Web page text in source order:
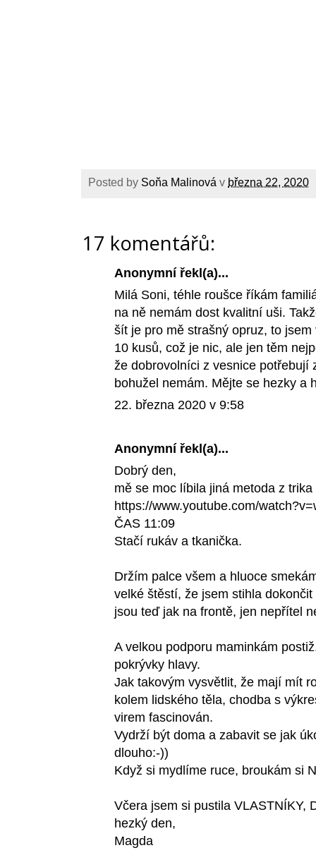
Posted by Soňa Malinová v března 22, 2020
17 komentářů:
Anonymní řekl(a)...
Milá Soni, téhle roušce říkám
na ně nemám dost kvalitní uši.
šít je pro mě strašný opruz, to
10 kusů, což je nic, ale jen těm
že dobrovolníci z vesnice potřebují
bohužel nemám. Mějte se hezky a
22. března 2020 v 9:58
Anonymní řekl(a)...
Dobrý den,
mě se moc líbila jiná metoda z
https://www.youtube.com/
ČAS 11:09
Stačí rukáv a tkanička.
Držím palce všem a hluoce
velké štěstí, že jsem stihla
jsou teď jak na frontě, jen nepřítel
A velkou podporu maminkám
pokrývky hlavy.
Jak takovým vysvětlit, že mají mít
kolem lidského těla, chodba s
virem fascinován.
Vydrží být doma a zabavit se jak
dlouho:-))
Když si mydlíme ruce, broukám si
Včera jsem si pustila VLASTNÍKY,
hezký den,
Magda